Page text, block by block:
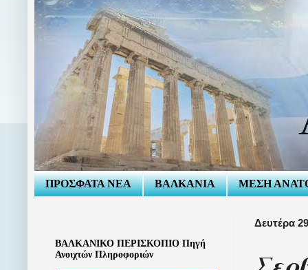
ΠΡΟΣΦΑΤΑ ΝΕΑ ΒΑΛΚΑΝΙΑ ΜΕΣΗ
Δευτέρα
ΒΑΛΚΑΝΙΚΟ ΠΕΡΙΣΚΟΠΙΟ Πηγή
Ανοιχτών Πληροφοριών